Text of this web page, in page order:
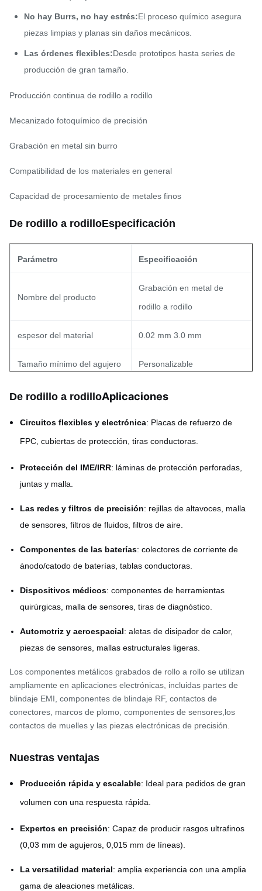
No hay Burrs, no hay estrés:El proceso químico asegura
piezas limpias y planas sin daños mecánicos.
Las órdenes flexibles:Desde prototipos hasta series de
producción de gran tamaño.
Producción continua de rodillo a rodillo
Mecanizado fotoquímico de precisión
Grabación en metal sin burro
Compatibilidad de los materiales en general
Capacidad de procesamiento de metales finos
De rodillo a rodilloEspecificación
Parámetro Especificación
Nombre del producto
Grabación en metal de
rodillo a rodillo
espesor del material 0.02 mm 3.0 mm
Tamaño mínimo del agujero Personalizable
Ancho de línea mínimo Personalizable
Las normas de seguridad ± 0,01 mm
Al, Ni, aleaciones, etc.
De rodillo a rodilloAplicaciones
Circuitos flexibles y electrónica: Placas de refuerzo de
FPC, cubiertas de protección, tiras conductoras.
Protección del IME/IRR: láminas de protección perforadas,
juntas y malla.
Las redes y filtros de precisión: rejillas de altavoces, malla
de sensores, filtros de fluidos, filtros de aire.
Componentes de las baterías: colectores de corriente de
ánodo/catodo de baterías, tablas conductoras.
Dispositivos médicos: componentes de herramientas
quirúrgicas, malla de sensores, tiras de diagnóstico.
Automotriz y aeroespacial: aletas de disipador de calor,
piezas de sensores, mallas estructurales ligeras.
Los componentes metálicos grabados de rollo a rollo se utilizan
ampliamente en aplicaciones electrónicas, incluidas partes de
blindaje EMI, componentes de blindaje RF, contactos de
conectores, marcos de plomo, componentes de sensores,los
contactos de muelles y las piezas electrónicas de precisión.
Nuestras ventajas
Producción rápida y escalable: Ideal para pedidos de gran
volumen con una respuesta rápida.
Expertos en precisión: Capaz de producir rasgos ultrafinos
(0,03 mm de agujeros, 0,015 mm de líneas).
La versatilidad material: amplia experiencia con una amplia
gama de aleaciones metálicas.